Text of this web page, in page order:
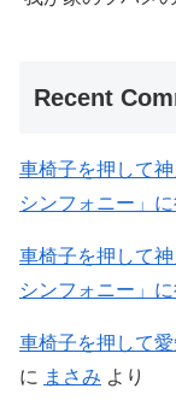
Recent
車椅子を押して
シンフォニー」に
車椅子を押して
シンフォニー」に
車椅子を押して
に まさみ より